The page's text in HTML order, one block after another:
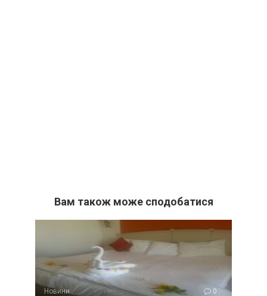
Вам також може сподобатися
Новини 0